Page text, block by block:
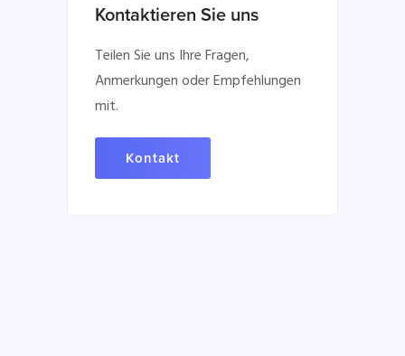
Kontaktieren Sie uns
Teilen Sie uns Ihre Fragen,
Anmerkungen oder Empfehlungen
mit.
Kontakt